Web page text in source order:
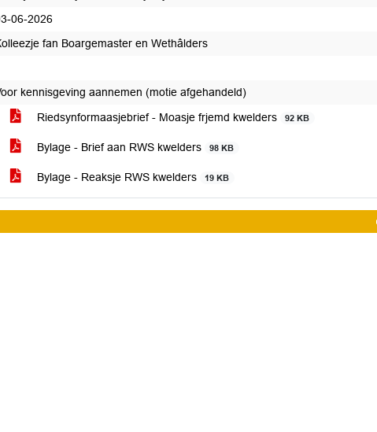
06-2026
fan Boargemaster en Wethâlders
kennisgeving aannemen (motie afgehandeld)
Riedsynformaasjebrief - Moasje frjemd kwelders 92 KB
Bylage - Brief aan RWS kwelders 98 KB
Bylage - Reaksje RWS kwelders 19 KB